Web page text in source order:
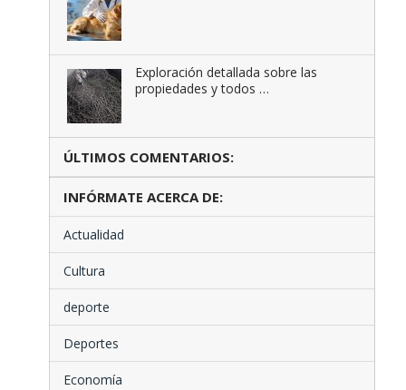
Exploración detallada sobre las
propiedades y todos …
ÚLTIMOS COMENTARIOS:
INFÓRMATE ACERCA DE:
Actualidad
Cultura
deporte
Deportes
Economía